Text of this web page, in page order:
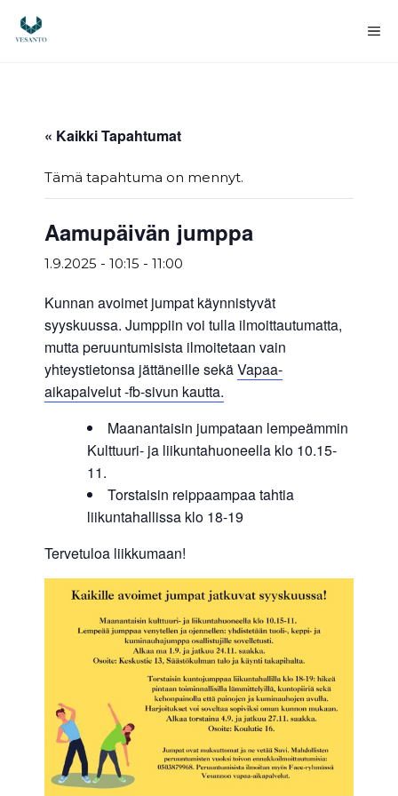
sisältöön
« Kaikki Tapahtumat
Tämä tapahtuma on mennyt.
Aamupäivän jumppa
1.9.2025 - 10:15 - 11:00
Kunnan avoimet jumpat käynnistyvät
syyskuussa. Jumppiin voi tulla ilmoittautumatta,
mutta peruuntumisista ilmoitetaan vain
yhteystietonsa jättäneille sekäVapaa-
aikapalvelut -fb-sivun kautta.
Maanantaisin jumpataan lempeämmin
Kulttuuri- ja liikuntahuoneella klo 10.15-
11.
Torstaisin reippaampaa tahtia
liikuntahallissa klo 18-19
Tervetuloa liikkumaan!